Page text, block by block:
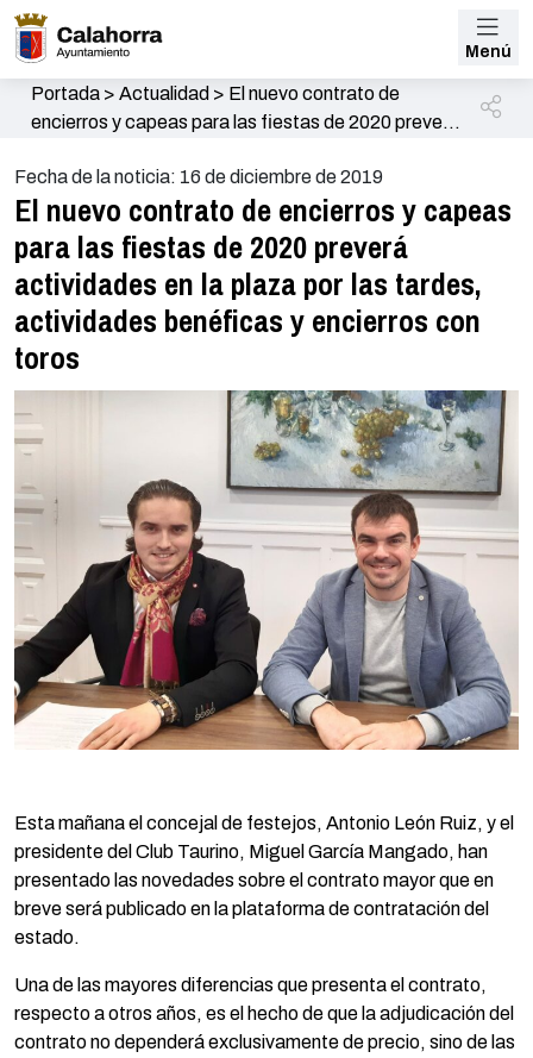
Menú
Portada> Actualidad > El nuevo contrato de
encierros y capeas para las fiestas de 2020 preverá
benéficas y encierros con toros
Fecha de la noticia: 16 de diciembre de 2019
El nuevo contrato de encierros y capeas
para las fiestas de 2020 preverá
actividades en la plaza por las tardes,
actividades benéficas y encierros con
toros
Esta mañana el concejal de festejos, Antonio León Ruiz, y el
presidente del Club Taurino, Miguel García Mangado, han
presentado las novedades sobre el contrato mayor que en
breve será publicado en la plataforma de contratación del
estado.
Una de las mayores diferencias que presenta el contrato,
respecto a otros años, es el hecho de que la adjudicación del
contrato no dependerá exclusivamente de precio, sino de las